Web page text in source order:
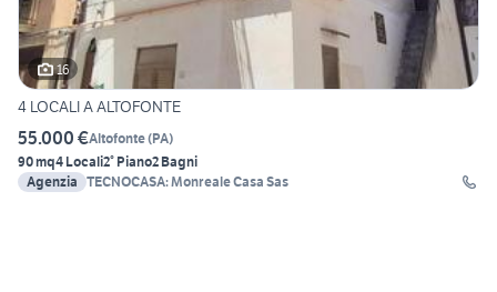
16
4 LOCALI A ALTOFONTE
55.000 €Altofonte(PA)
90 mq4 Locali2° Piano2 Bagni
Agenzia TECNOCASA: Monreale Casa Sas